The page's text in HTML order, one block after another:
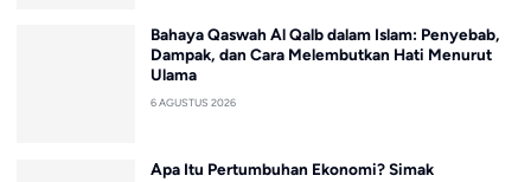
Bahaya Qaswah Al Qalb dalam Islam: Penyebab,
Dampak, dan Cara Melembutkan Hati Menurut
Ulama
6 AGUSTUS 2026
Apa Itu Pertumbuhan Ekonomi? Simak